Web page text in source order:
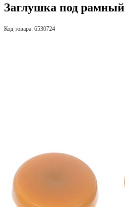
Заглушка под рамный
Код товара: 6530724